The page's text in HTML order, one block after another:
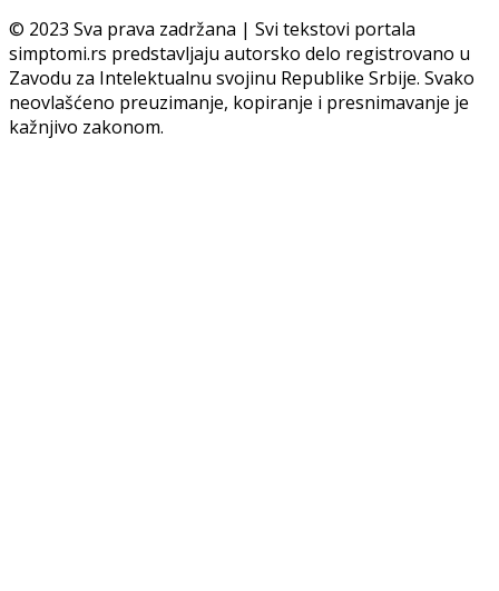
© 2023 Sva prava zadržana | Svi tekstovi portala
simptomi.rs predstavljaju autorsko delo registrovano u
Zavodu za Intelektualnu svojinu Republike Srbije. Svako
neovlašćeno preuzimanje, kopiranje i presnimavanje je
kažnjivo zakonom.